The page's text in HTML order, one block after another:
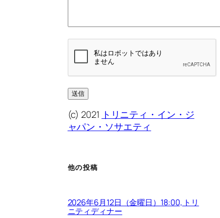
(c) 2021 トリニティ・イン・ジ
ャパン・ソサエティ
他の投稿
2026年6月12日（金曜日）18:00, トリ
ニティディナー